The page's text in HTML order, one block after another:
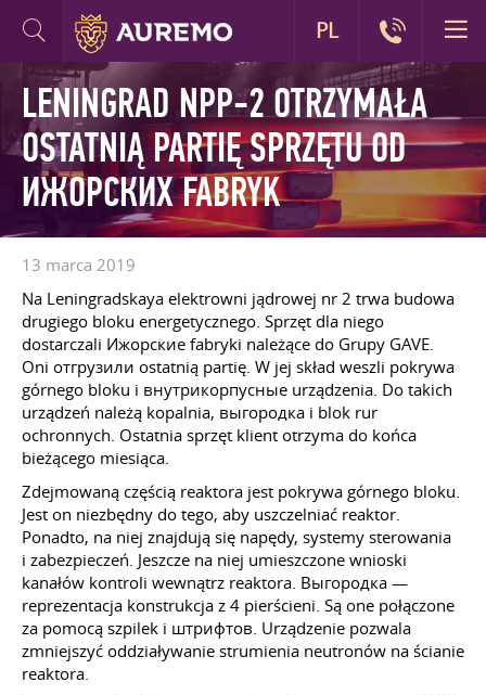
LENINGRAD NPP-2 OTRZYMAŁA
OSTATNIĄ PARTIĘ SPRZĘTU OD
ИЖОРСКИХ FABRYK
13 marca 2019
Na Leningradskaya elektrowni jądrowej nr 2 trwa budowa
drugiego bloku energetycznego. Sprzęt dla niego
dostarczali Ижорские fabryki należące do Grupy GAVE.
Oni отгрузили ostatnią partię. W jej skład weszli pokrywa
górnego bloku i внутрикорпусные urządzenia. Do takich
urządzeń należą kopalnia, выгородка i blok rur
ochronnych. Ostatnia sprzęt klient otrzyma do końca
bieżącego miesiąca.
Zdejmowaną częścią reaktora jest pokrywa górnego bloku.
Jest on niezbędny do tego, aby uszczelniać reaktor.
Ponadto, na niej znajdują się napędy, systemy sterowania
i zabezpieczeń. Jeszcze na niej umieszczone wnioski
kanałów kontroli wewnątrz reaktora. Выгородка —
reprezentacja konstrukcja z 4 pierścieni. Są one połączone
za pomocą szpilek i штрифтов. Urządzenie pozwala
zmniejszyć oddziaływanie strumienia neutronów na ścianie
reaktora.
PL